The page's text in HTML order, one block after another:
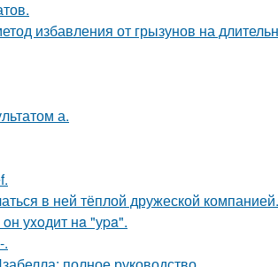
избавления от грызунов на
а.
в ней тёплой дружеской компанией.
уxoдит нa "уpa".
.